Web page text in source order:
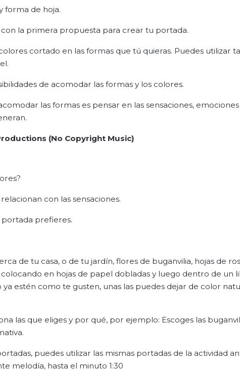
forma de hoja.
con la primera propuesta para crear tu portada.
cortado en las formas que tú quieras. Puedes utilizar
de acomodar las formas y los colores.
las formas es pensar en las sensaciones, emociones
(No Copyright Music)
con las sensaciones.
portada prefieres.
de tu casa, o de tu jardín, flores de buganvilia, hojas de
en hojas de papel dobladas y luego dentro de un
ya estén como te gusten, unas las puedes dejar de color
las que eliges y por qué, por ejemplo: Escoges las
puedes utilizar las mismas portadas de la actividad
melodía, hasta el minuto 1:30